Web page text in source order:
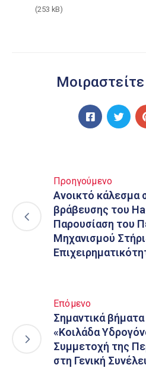
(253 kB)
Προηγούμενο
Ανοικτό κάλεσμα
βράβευσης του
Παρουσίαση του
Μηχανισμού
Επόμενο
Σημαντικά
«Κοιλάδα
Συμμετοχή της
στη Γενική